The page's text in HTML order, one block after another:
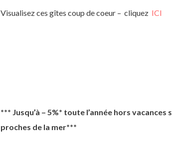
Visualisez ces gîtes coup de coeur – cliquez ICI
*** Jusqu’à – 5%* toute l’année hors
proches de la mer***